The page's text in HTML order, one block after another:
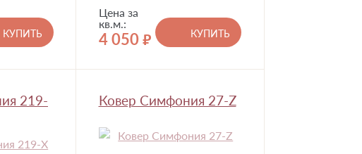
КУПИТЬ
Цена за
кв.м.:
4 050 руб.
КУПИТЬ
219-
Ковер Симфония 27-Z